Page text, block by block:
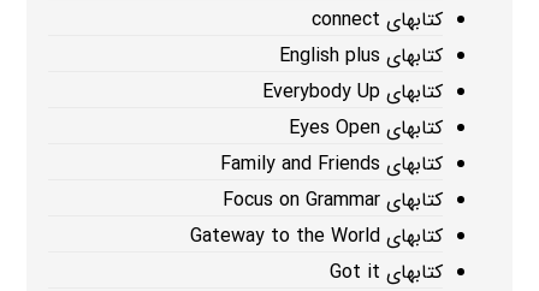
کتابهای connect
کتابهای English plus
کتابهای Everybody Up
کتابهای Eyes Open
کتابهای Family and Friends
کتابهای Focus on Grammar
کتابهای Gateway to the World
کتابهای Got it